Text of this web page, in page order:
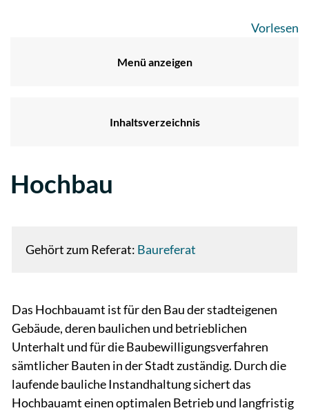
Vorlesen
Menü anzeigen
Inhaltsverzeichnis
Hochbau
Gehört zum Referat: Baureferat
Das Hochbauamt ist für den Bau der stadteigenen
Gebäude, deren baulichen und betrieblichen
Unterhalt und für die Baubewilligungsverfahren
sämtlicher Bauten in der Stadt zuständig. Durch die
laufende bauliche Instandhaltung sichert das
Hochbauamt einen optimalen Betrieb und langfristig
Zugehörige Objekte